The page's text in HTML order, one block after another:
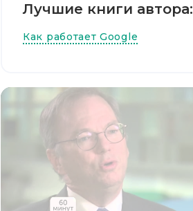
Лучшие книги автора:
Как работает Google